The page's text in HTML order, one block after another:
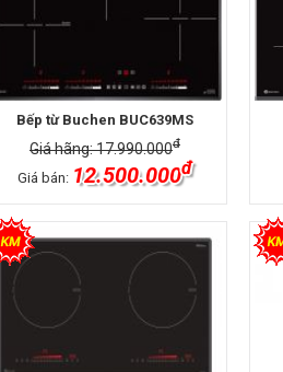
Bếp từ Buchen BUC639MS
Giá hãng: 17.990.000đ
Giá bán: 12.500.000đ